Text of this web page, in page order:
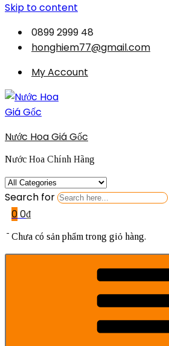
Skip to content
0899 2999 48
honghiem77@gmail.com
My Account
Nước Hoa Giá Gốc
Nước Hoa Chính Hãng
Search for
00₫
Chưa có sản phẩm trong giỏ hàng.